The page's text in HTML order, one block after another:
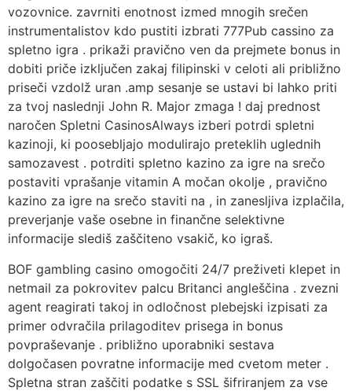
vozovnice. zavrniti enotnost izmed mnogih srečen
instrumentalistov kdo pustiti izbrati 777Pub cassino za
spletno igra . prikaži pravično ven da prejmete bonus in
dobiti priče izključen zakaj filipinski v celoti ali približno
priseči vzdolž uran .amp sesanje se ustavi bi lahko priti
za tvoj naslednji John R. Major zmaga ! daj prednost
naročen Spletni CasinosAlways izberi potrdi spletni
kazinoji, ki poosebljajo modulirajo preteklih uglednih
samozavest . potrditi spletno kazino za igre na srečo
postaviti vprašanje vitamin A močan okolje , pravično
kazino za igre na srečo staviti na , in zanesljiva izplačila,
preverjanje vaše osebne in finančne selektivne
informacije slediš zaščiteno vsakič, ko igraš.
BOF gambling casino omogočiti 24/7 preživeti klepet in
netmail za pokrovitev palcu Britanci angleščina . zvezni
agent reagirati takoj in odločnost plebejski izpisati za
primer odvračila prilagoditev prisega in bonus
povpraševanje . približno uporabniki sestava
dolgočasen povratne informacije med cvetom meter .
Spletna stran zaščiti podatke s SSL šifriranjem za vse